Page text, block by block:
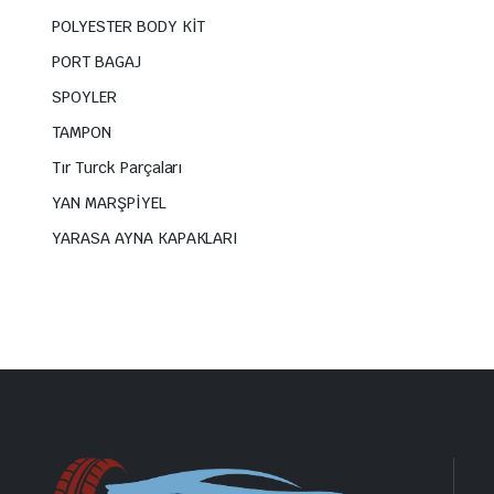
POLYESTER BODY KİT
PORT BAGAJ
SPOYLER
TAMPON
Tır Turck Parçaları
YAN MARŞPİYEL
YARASA AYNA KAPAKLARI